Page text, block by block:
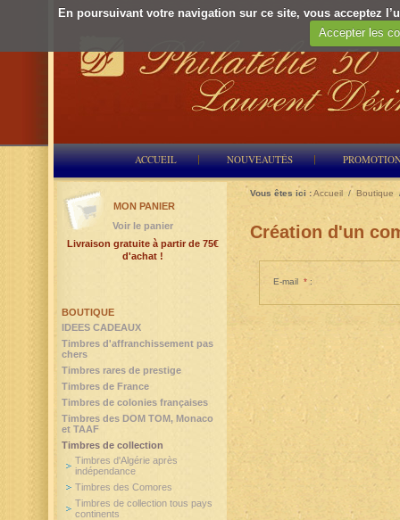
En poursuivant votre navigation sur ce site, vous acceptez
Accepter les
ACCUEIL NOUVEAUTÉS
Vous êtes ici :Accueil / Boutique
Création d'un
E-mail * :
BOUTIQUE
IDEES CADEAUX
Timbres d'affranchissement pas
chers
Timbres rares de prestige
Timbres de France
Timbres de colonies françaises
Timbres des DOM TOM, Monaco
et TAAF
Timbres de collection
Timbres d'Algérie après
indépendance
Timbres des Comores
Timbres de collection tous pays
continents
MON PANIER
Voir le panier
Livraison gratuite à partir de 75€
d'achat !